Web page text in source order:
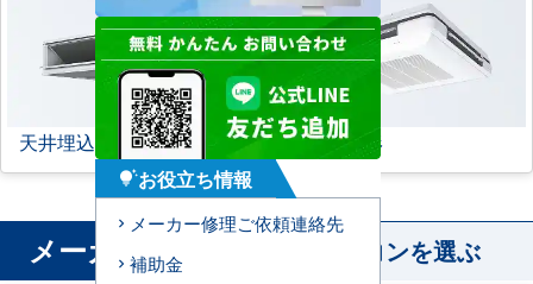
天井埋込ダクト形 天吊自在形
メーカー から業務用エアコンを選ぶ
tips_and_updatesお役立ち情報
メーカー修理ご依頼連絡先
補助金